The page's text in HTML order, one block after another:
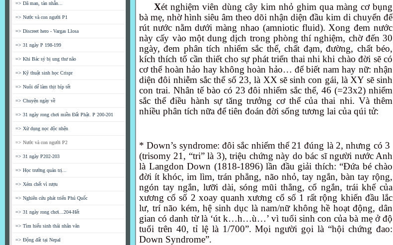
=> Dã man, tàn nhẫn...
=> Nước và con người P1
=> Discreet hero - Vargas Llosa
=> 31 ngày P 198-199
=> Khi Bác sỷ bị ung thư não
=> Kỹ thuật sinh học Crispr
=> Nuôi dế làm thịt bíp tết
=> Chuyện ngày về
=> 31 ngày rong chơi miền Đất Phật. P 200-201
=> Xử dụng nọc độc nhện
=> Nước và con người P2
=> 31 ngày P202-203
=> Học trường quản trị...
=> Xém chết vì rượu
=> Nghiên cứu phát triển Phú Quốc
=> 31 ngày rong chơi...204-Hết
=> Tìm hiểu sinh thái nhân văn
=> Động đất tại Nepal
Xét nghiệm viên dùng cây kim nhỏ ghim qua màng cơ bụng
bà mẹ, nhờ hình siêu âm theo dõi nhận diện đầu kim di chuyển để
rút nước nằm dưới màng nhao (amniotic fluid). Xong đem nước
này cấy vào một dung dịch trong phòng thí nghiệm, chờ đến 30
ngày, đem phân tích nhiểm sắc thể, chất đạm, đường, chất béo,
kích thích tố cần thiết cho sự phát triển thai nhi khi chào đời sẽ có
cơ thể hoàn hảo hay không hoàn hảo… để biết nam hay nữ: nhận
diện đôi nhiễm sắc thể số 23, là XX sẽ sinh con gái, là XY sẽ sinh
con trai. Nhân tế bào có 23 đôi nhiểm sắc thể, 46 (=23x2) nhiểm
sắc thể điều hành sự tăng trưởng cơ thể của thai nhi. Và thêm
nhiều phân tích nữa để tiên đoán đời sống tương lai của qúi tử:
* Down’s syndrome: đôi sắc nhiểm thể 21 đúng là 2, nhưng có 3
(trisomy 21, “tri” là 3), triệu chứng này do bác sĩ người nước Anh
là Langdon Down (1818-1896) lần đầu giải thích: “Đứa bé chào
đời ít khóc, im lìm, trán phẳng, não nhỏ, tay ngắn, bàn tay rộng,
ngón tay ngắn, lưỡi dài, sóng mũi thẳng, cổ ngắn, trái khế của
xương cổ số 2 xoay quanh xương cổ số 1 rất rộng khiến đầu lắc
lư, trí não kém, hệ sinh dục là nam/nữ không hề hoạt động, dân
gian có danh từ là ‘út k…h…ù…’ vì tuổi sinh con của bà mẹ ở độ
tuổi trên 40, tỉ lệ là 1/700”. Mọi người gọi là “hội chứng đao:
Down Syndrome”.